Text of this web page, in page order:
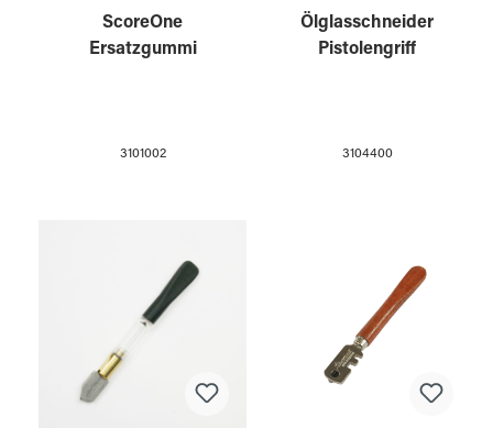
ScoreOne
Ersatzgummi
3101002
Ölglasschneider
Pistolengriff
3104400